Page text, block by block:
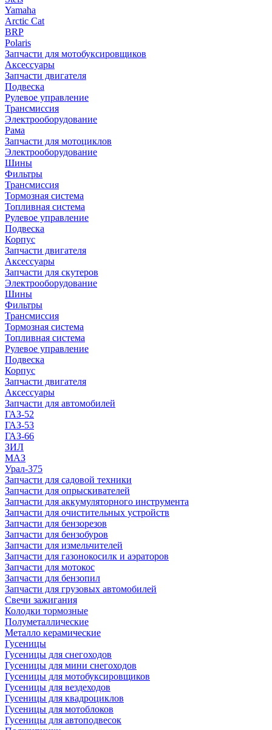
Yamaha
Arctic Cat
BRP
Polaris
Запчасти для мотобуксировщиков
Аксессуары
Запчасти двигателя
Подвеска
Рулевое управление
Трансмиссия
Электрооборудование
Рама
Запчасти для мотоциклов
Электрооборудование
Шины
Фильтры
Трансмиссия
Тормозная система
Топливная система
Рулевое управление
Подвеска
Корпус
Запчасти двигателя
Аксессуары
Запчасти для скутеров
Электрооборудование
Шины
Фильтры
Трансмиссия
Тормозная система
Топливная система
Рулевое управление
Подвеска
Корпус
Запчасти двигателя
Аксессуары
Запчасти для автомобилей
ГАЗ-52
ГАЗ-53
ГАЗ-66
ЗИЛ
МАЗ
Урал-375
Запчасти для садовой техники
Запчасти для опрыскивателей
Запчасти для аккумуляторного инструмента
Запчасти для очистительных устройств
Запчасти для бензорезов
Запчасти для бензобуров
Запчасти для измельчителей
Запчасти для газонокосилк и аэраторов
Запчасти для мотокос
Запчасти для бензопил
Запчасти для грузовых автомобилей
Свечи зажигания
Колодки тормозные
Полуметаллические
Металло керамические
Гусеницы
Гусеницы для снегоходов
Гусеницы для мини снегоходов
Гусеницы для мотобуксировщиков
Гусеницы для вездеходов
Гусеницы для квадроциклов
Гусеницы для мотоблоков
Гусеницы для автоподвесок